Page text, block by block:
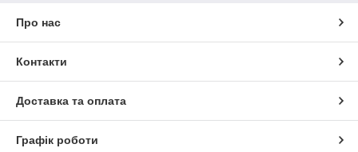
Про нас
Контакти
Доставка та оплата
Графік роботи